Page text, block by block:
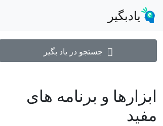
یادبگیر
جستجو در یاد بگیر
ابزارها و برنامه های
مفید